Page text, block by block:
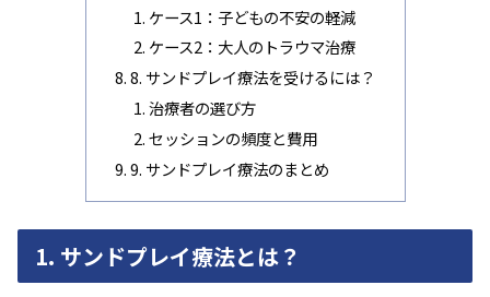
ケース1：子どもの不安の軽減
ケース2：大人のトラウマ治療
8. サンドプレイ療法を受けるには？
治療者の選び方
セッションの頻度と費用
9. サンドプレイ療法のまとめ
1. サンドプレイ療法とは？